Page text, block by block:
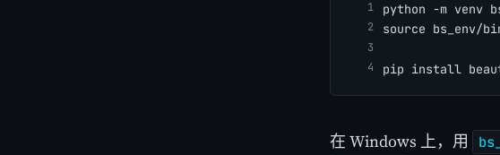
python -m venv
source bs_env/
pip install
在 Windows 上，用